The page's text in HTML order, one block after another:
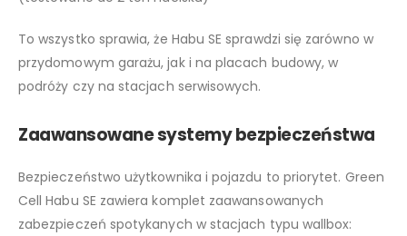
To wszystko sprawia, że Habu SE sprawdzi się zarówno w
przydomowym garażu, jak i na placach budowy, w
podróży czy na stacjach serwisowych.
Zaawansowane systemy bezpieczeństwa
Bezpieczeństwo użytkownika i pojazdu to priorytet. Green
Cell Habu SE zawiera komplet zaawansowanych
zabezpieczeń spotykanych w stacjach typu wallbox: